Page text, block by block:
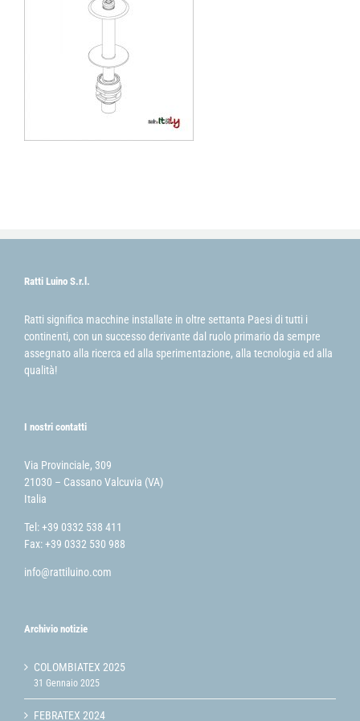
Ratti Luino S.r.l.
Ratti significa macchine installate in oltre settanta Paesi di tutti i
continenti, con un successo derivante dal ruolo primario da sempre
assegnato alla ricerca ed alla sperimentazione, alla tecnologia ed alla
qualità!
I nostri contatti
Via Provinciale, 309
21030 – Cassano Valcuvia (VA)
Italia
Tel: +39 0332 538 411
Fax: +39 0332 530 988
info@rattiluino.com
Archivio notizie
COLOMBIATEX 2025
31 Gennaio 2025
FEBRATEX 2024